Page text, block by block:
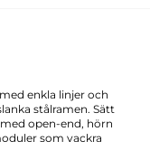
enkla linjer och
stålramen. Sätt
open-end, hörn
som vackra